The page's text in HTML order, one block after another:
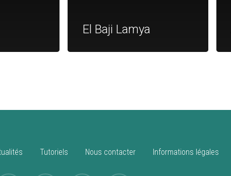
El Baji Lamya
Tutoriels Nous contacter Informations légales